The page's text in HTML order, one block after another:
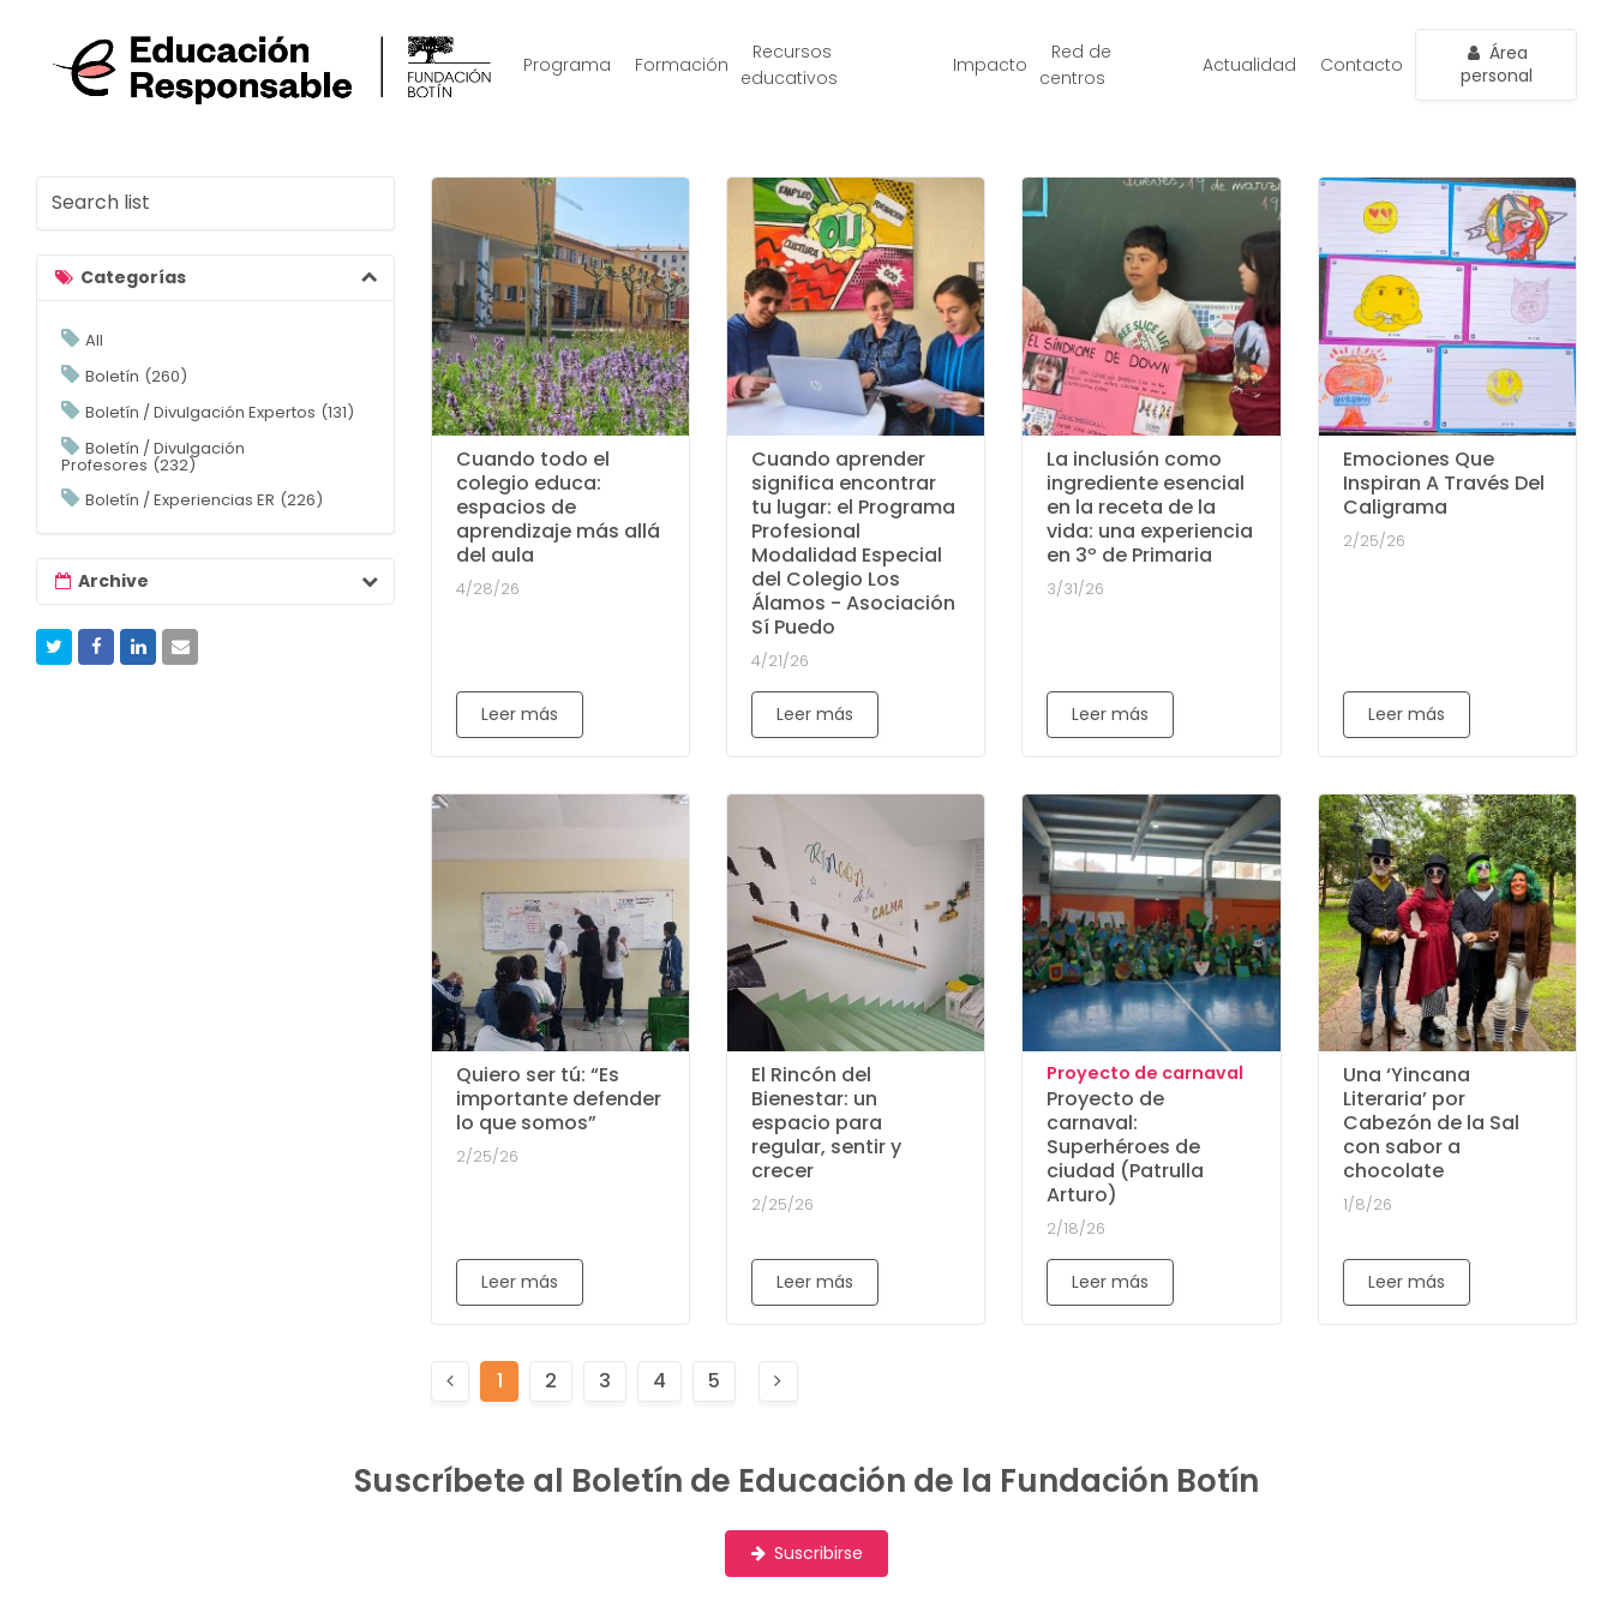
Programa Formación
Recursos
educativos
Impacto
Red de
centros
Actualidad Contacto
Área
personal
Cuando todo el
colegio educa:
espacios de
aprendizaje más allá
del aula
4/28/26
Leer más
Cuando aprender
significa encontrar
tu lugar: el Programa
Profesional
Modalidad Especial
del Colegio Los
Álamos - Asociación
Sí Puedo
4/21/26
Leer más
La inclusión como
ingrediente esencial
en la receta de la
vida: una experiencia
en 3º de Primaria
3/31/26
Leer más
Emociones Que
Inspiran A Través Del
Caligrama
2/25/26
Leer más
Quiero ser tú: “Es
importante defender
lo que somos”
2/25/26
Leer más
El Rincón del
Bienestar: un
espacio para
regular, sentir y
crecer
2/25/26
Leer más
Proyecto de carnaval
Proyecto de
carnaval:
Superhéroes de
ciudad (Patrulla
Arturo)
2/18/26
Leer más
Una ‘Yincana
Literaria’ por
Cabezón de la Sal
con sabor a
chocolate
1/8/26
Leer más
Previous
page
1 2 3 4 5
Next
Categorías
All
Boletín 260
Boletín / Divulgación Expertos 131
Boletín / Divulgación
Profesores 232
Boletín / Experiencias ER 226
Archive
Suscríbete al Boletín de Educación de la Fundación Botín
Suscribirse